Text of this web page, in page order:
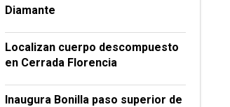
Diamante
Localizan cuerpo descompuesto
en Cerrada Florencia
Inaugura Bonilla paso superior de